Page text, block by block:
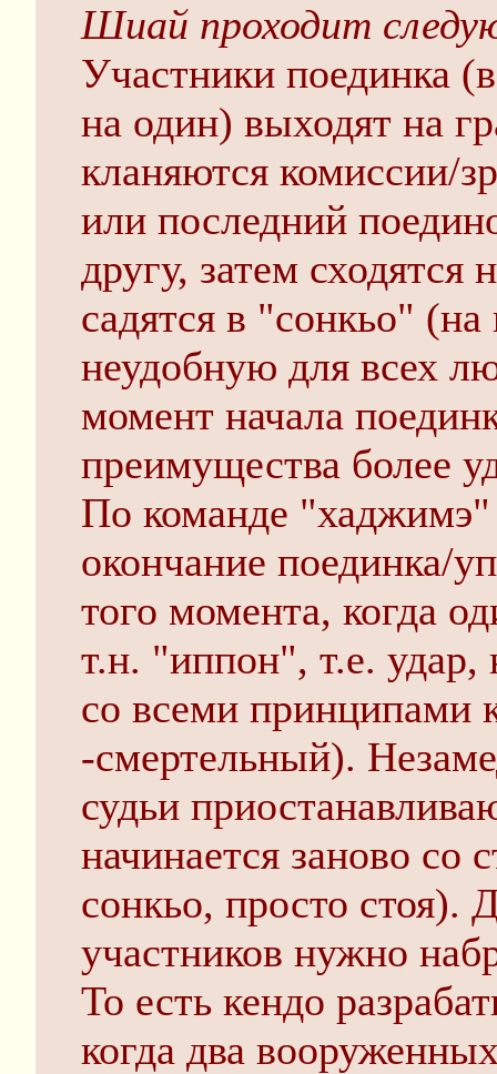
Шиай проходит
Участники поединка
на один) выходят на
кланяются комиссии/
или последний
другу, затем
садятся в "сонкьо"
неудобную для всех
момент начала
преимущества более
По команде
окончание поединка/
того момента, когда
т.н. "иппон", т.е. удар,
со всеми принципами
-смертельный).
судьи
начинается заново со
сонкьо, просто стоя).
участников нужно
То есть кендо
когда два